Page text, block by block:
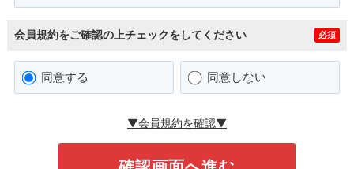
会員規約をご確認の上チェックをしてください 必須
同意する 同意しない
▼会員規約を確認▼